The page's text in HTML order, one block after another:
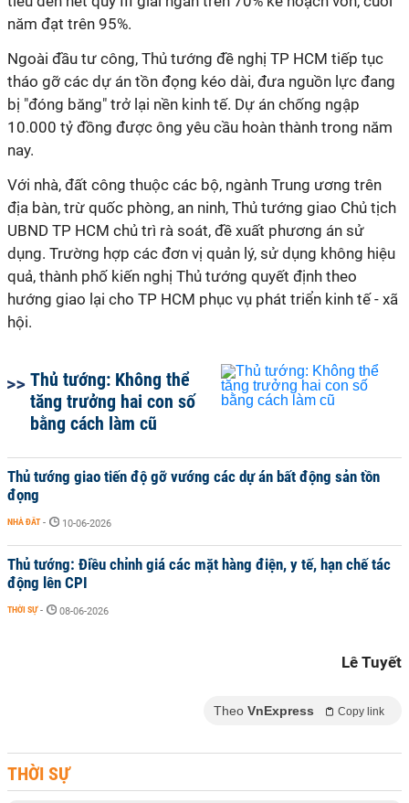
năm đạt trên 95%.
Ngoài đầu tư công, Thủ tướng đề nghị TP HCM tiếp tục
tháo gỡ các dự án tồn đọng kéo dài, đưa nguồn lực đang
bị "đóng băng" trở lại nền kinh tế. Dự án chống ngập
10.000 tỷ đồng được ông yêu cầu hoàn thành trong năm
nay.
Với nhà, đất công thuộc các bộ, ngành Trung ương trên
địa bàn, trừ quốc phòng, an ninh, Thủ tướng giao Chủ tịch
UBND TP HCM chủ trì rà soát, đề xuất phương án sử
dụng. Trường hợp các đơn vị quản lý, sử dụng không hiệu
quả, thành phố kiến nghị Thủ tướng quyết định theo
hướng giao lại cho TP HCM phục vụ phát triển kinh tế - xã
hội.
Thủ tướng: Không thể
tăng trưởng hai con số
bằng cách làm cũ
Thủ tướng giao tiến độ gỡ vướng các dự án bất động sản tồn
đọng
NHÀ ĐẤT - 10-06-2026
Thủ tướng: Điều chỉnh giá các mặt hàng điện, y tế, hạn chế tác
động lên CPI
THỜI SỰ - 08-06-2026
Lê Tuyết
Theo VnExpress Copy link
THỜI SỰ